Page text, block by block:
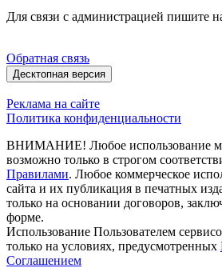
Для связи с администрацией пишите
Обратная связь
Десктопная версия
Реклама на сайте
Политика конфиденциальности
ВНИМАНИЕ! Любое использование
возможно только в строгом
Правилами. Любое коммерческое
сайта и их публикация в печатных
только на основании договоров,
форме.
Использование Пользователем
только на условиях, предусмотренных
Соглашением